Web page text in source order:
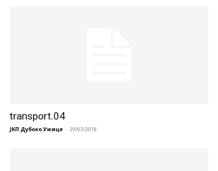
transport.04
ЈКП Дубоко Ужице - 29/03/2018